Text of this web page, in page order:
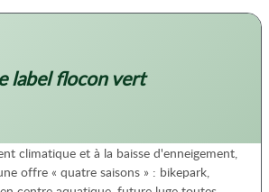
label flocon vert
climatique et à la baisse d'enneigement,
offre « quatre saisons » : bikepark,